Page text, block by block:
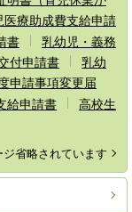
医療助成費支給申請
書
乳幼児・義務
付申請書
乳幼
申請事項変更届
給申請書
高校生
ジ省略されています